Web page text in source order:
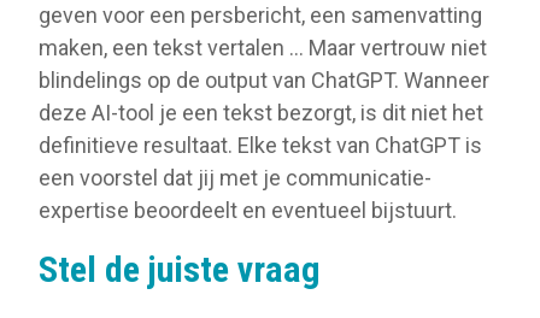
geven voor een persbericht, een samenvatting
maken, een tekst vertalen … Maar vertrouw niet
blindelings op de output van ChatGPT. Wanneer
deze AI-tool je een tekst bezorgt, is dit niet het
definitieve resultaat. Elke tekst van ChatGPT is
een voorstel dat jij met je communicatie-
expertise beoordeelt en eventueel bijstuurt.
Stel de juiste vraag